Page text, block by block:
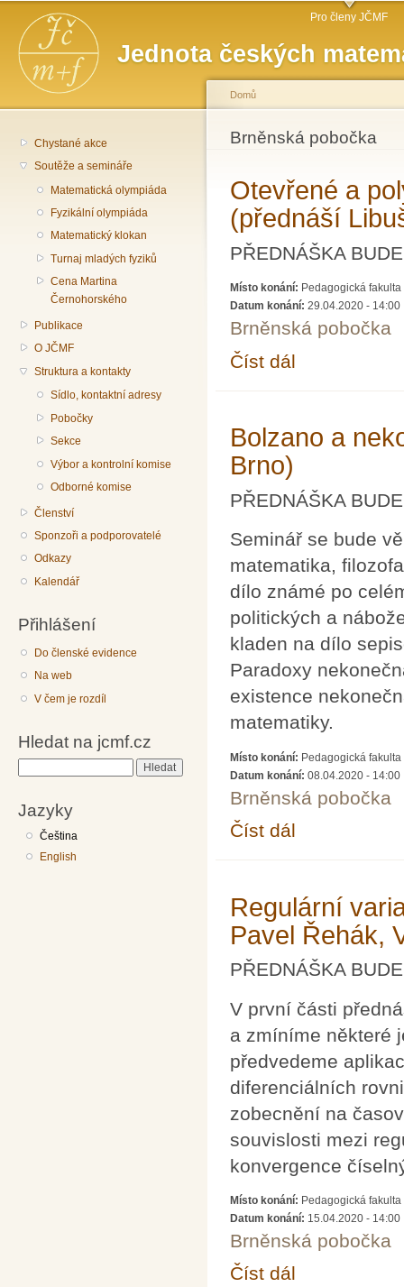
Jednota českých
Hlavní menu Pro členy JČMF
Chystané akce
Soutěže a semináře
Matematická olympiáda
Fyzikální olympiáda
Matematický klokan
Turnaj mladých fyziků
Cena Martina
Černohorského
Publikace
O JČMF
Struktura a kontakty
Sídlo, kontaktní adresy
Pobočky
Sekce
Výbor a kontrolní komise
Odborné komise
Členství
Sponzoři a podporovatelé
Odkazy
Kalendář
Přihlášení
Do členské evidence
Na web
V čem je rozdíl
Hledat na jcmf.cz
Jazyky
Čeština
English
Jste zde
Domů
Brněnská pobočka
Otevřené a
(přednáší
PŘEDNÁŠKA
Místo konání: Pedagogická
Datum konání: 29.04.2020 - 14:00
Brněnská pobočka
Číst dál
Bolzano a
Brno)
PŘEDNÁŠKA
Seminář se bude
matematika,
dílo známé po
politických a
kladen na dílo
Paradoxy
existence
matematiky.
Místo konání: Pedagogická
Datum konání: 08.04.2020 - 14:00
Brněnská pobočka
Číst dál
Regulární
Pavel Řehák,
PŘEDNÁŠKA
V první části
a zmíníme některé
předvedeme
diferenciálních
zobecnění na
souvislosti mezi
konvergence
Místo konání: Pedagogická
Datum konání: 15.04.2020 - 14:00
Brněnská pobočka
Číst dál